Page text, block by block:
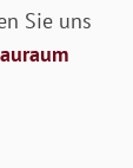
Sie uns